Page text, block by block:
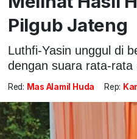
Pilgub Jateng
Luthfi-Yasin unggul di
dengan suara rata-rata
Red: Mas Alamil Huda Rep: